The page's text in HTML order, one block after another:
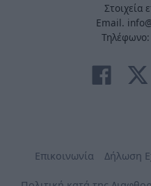
Στοιχεία
Email.
Επικοινωνία Δήλωση